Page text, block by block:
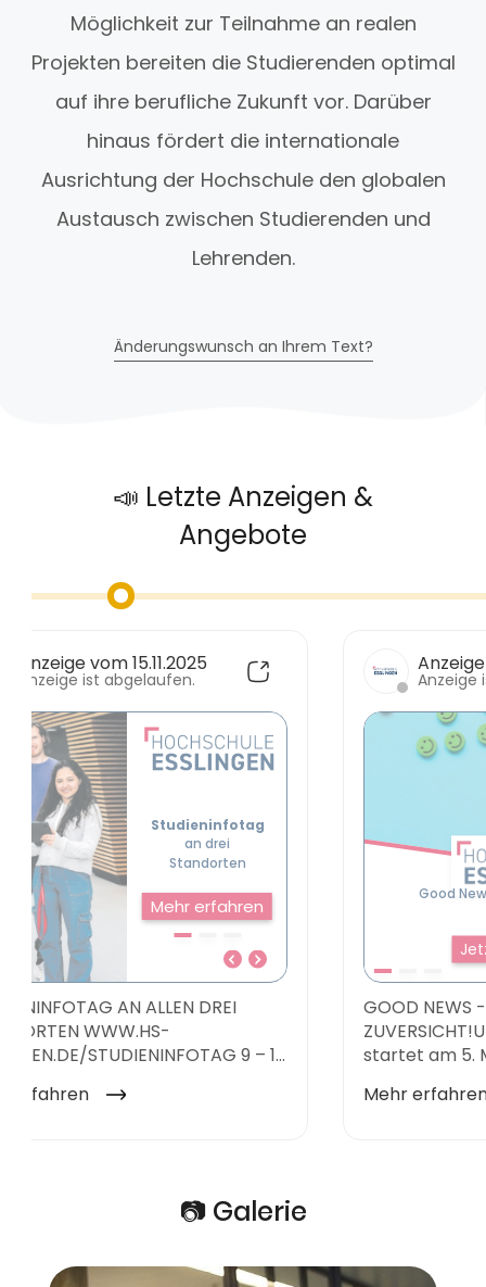
Möglichkeit zur Teilnahme an realen
Projekten bereiten die Studierenden optimal
auf ihre berufliche Zukunft vor. Darüber
hinaus fördert die internationale
Ausrichtung der Hochschule den globalen
Austausch zwischen Studierenden und
Lehrenden.
Änderungswunsch an Ihrem Text?
📷 Galerie